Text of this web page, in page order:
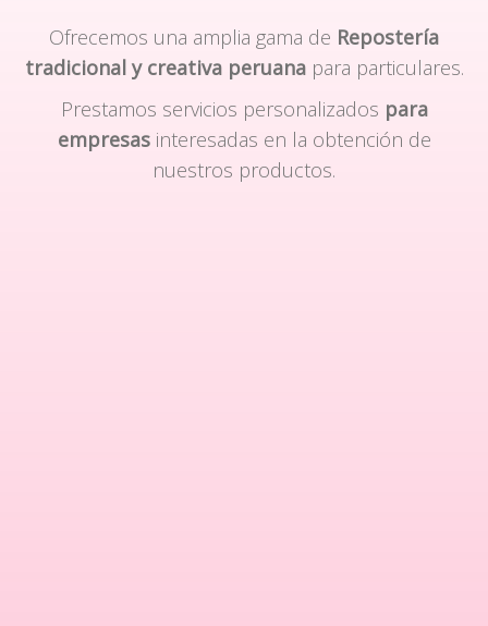
Ofrecemos una amplia gama de Repostería
tradicional y creativa peruanapara particulares.
Prestamos servicios personalizados para
empresasinteresadas en la obtención de
nuestros productos.